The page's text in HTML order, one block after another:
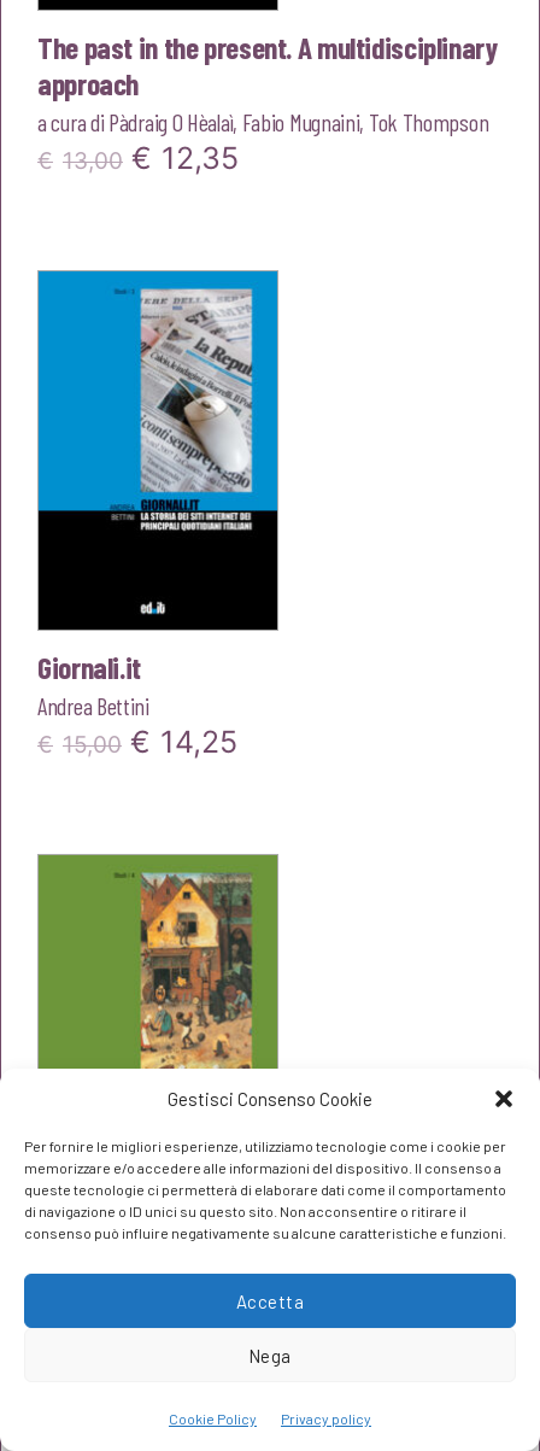
Gestisci Consenso Cookie
Per fornire le migliori esperienze, utilizziamo tecnologie come i cookie per
memorizzare e/o accedere alle informazioni del dispositivo. Il consenso a
queste tecnologie ci permetterà di elaborare dati come il comportamento
di navigazione o ID unici su questo sito. Non acconsentire o ritirare il
consenso può influire negativamente su alcune caratteristiche e funzioni.
Accetta
Nega
Cookie Policy Privacy policy
The past in the present. A multidisciplinary
approach
a cura di Pàdraig O Hèalaì, Fabio Mugnaini, Tok Thompson
€ 13,00 Il
era:
€13,00.
€ 12,35
è:
€12,35.
Giornali.it
Andrea Bettini
€ 15,00 Il
era:
€15,00.
€ 14,25
è:
€14,25.
Lost Food
€ 10,00 Il
originale
€ 9,50Il
prezzo
attuale